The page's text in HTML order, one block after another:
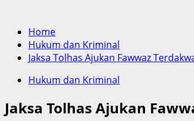
Home
Hukum dan Kriminal
Jaksa Tolhas Ajukan Fawwaz
Hukum dan Kriminal
Jaksa Tolhas Ajukan